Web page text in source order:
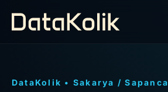
DataKolik • Sakarya /Sapanca